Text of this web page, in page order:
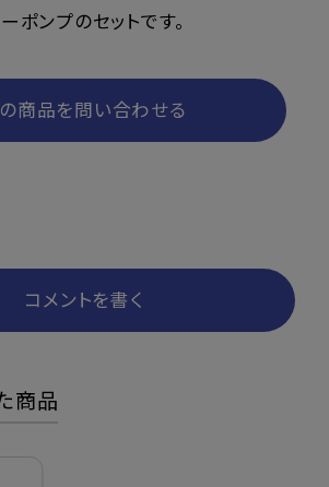
ポンプのセットです。
商品を問い合わせる
コメントを書く
商品